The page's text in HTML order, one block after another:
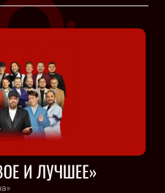
И ЛУЧШЕЕ»